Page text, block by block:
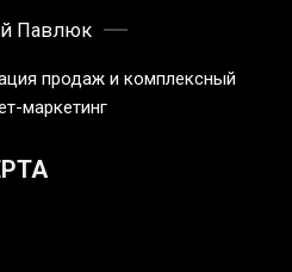
Павлюк
продаж и комплексный
маркетинг